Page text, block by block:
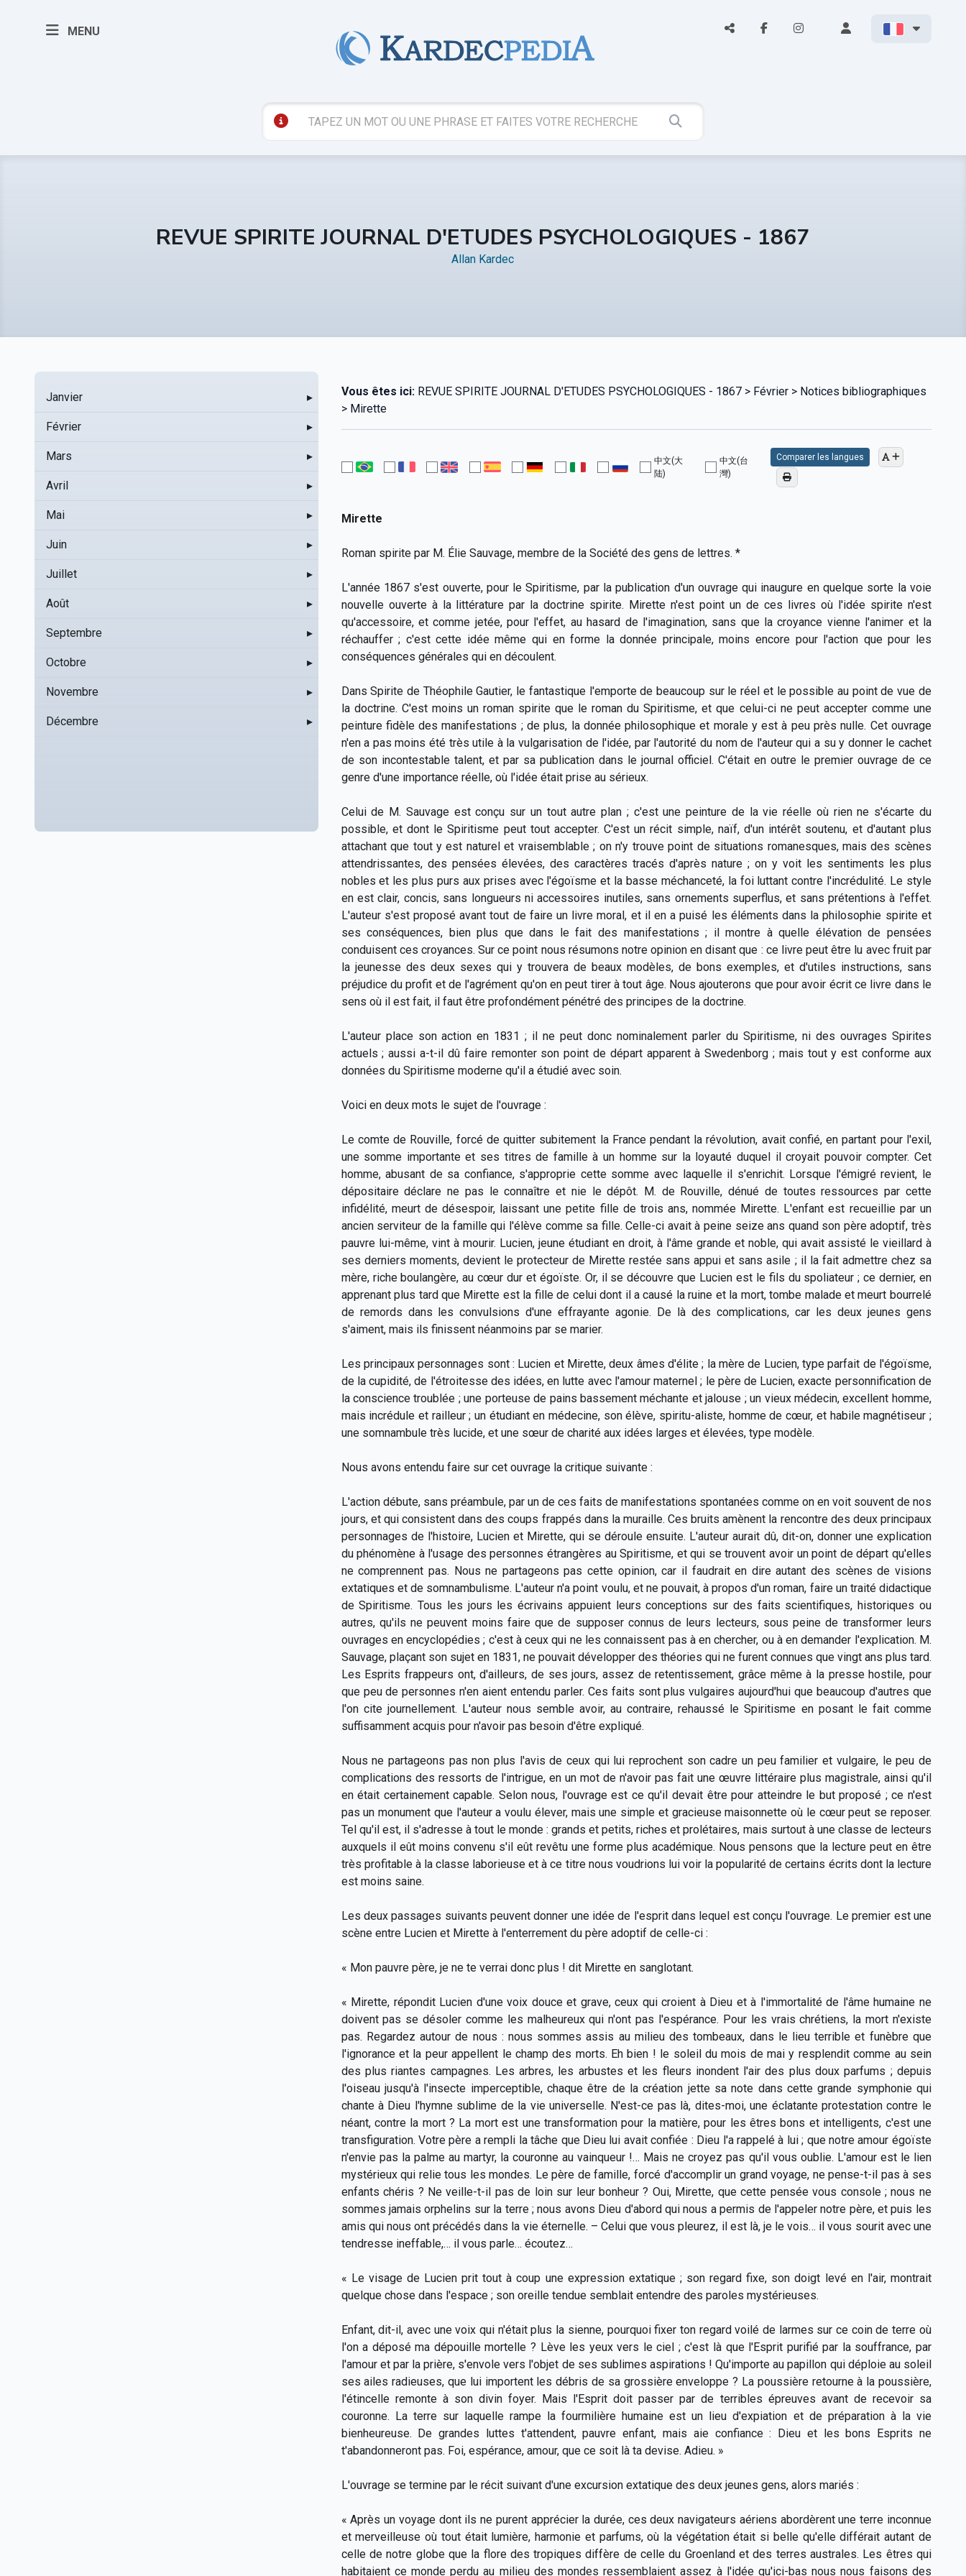
MENU
REVUE SPIRITE JOURNAL D'ETUDES PSYCHOLOGIQUES - 1867
Allan Kardec
Janvier ▸
Février ▸
Mars ▸
Avril ▸
Mai ▸
Juin ▸
Juillet ▸
Août ▸
Septembre ▸
Octobre ▸
Novembre ▸
Décembre ▸
Vous êtes ici:REVUE SPIRITE JOURNAL D'ETUDES PSYCHOLOGIQUES - 1867 > Février > Notices bibliographiques
> Mirette
中文(大
陆)
中文(台
灣)
Comparer les langues
Mirette
Roman spirite par M. Élie Sauvage, membre de la Société des gens de lettres. *
L'année 1867 s'est ouverte, pour le Spiritisme, par la publication d'un ouvrage qui inaugure en quelque sorte la voie
nouvelle ouverte à la littérature par la doctrine spirite. Mirette n'est point un de ces livres où l'idée spirite n'est
qu'accessoire, et comme jetée, pour l'effet, au hasard de l'imagination, sans que la croyance vienne l'animer et la
réchauffer ; c'est cette idée même qui en forme la donnée principale, moins encore pour l'action que pour les
conséquences générales qui en découlent.
Dans Spirite de Théophile Gautier, le fantastique l'emporte de beaucoup sur le réel et le possible au point de vue de
la doctrine. C'est moins un roman spirite que le roman du Spiritisme, et que celui-ci ne peut accepter comme une
peinture fidèle des manifestations ; de plus, la donnée philosophique et morale y est à peu près nulle. Cet ouvrage
n'en a pas moins été très utile à la vulgarisation de l'idée, par l'autorité du nom de l'auteur qui a su y donner le cachet
de son incontestable talent, et par sa publication dans le journal officiel. C'était en outre le premier ouvrage de ce
genre d'une importance réelle, où l'idée était prise au sérieux.
Celui de M. Sauvage est conçu sur un tout autre plan ; c'est une peinture de la vie réelle où rien ne s'écarte du
possible, et dont le Spiritisme peut tout accepter.C'est un récit simple, naïf, d'un intérêt soutenu, et d'autant plus
attachant que tout y est naturel et vraisemblable ; on n'y trouve point de situations romanesques, mais des scènes
attendrissantes, des pensées élevées, des caractères tracés d'après nature ; on y voit les sentiments les plus
nobles et les plus purs aux prises avec l'égoïsme et la basse méchanceté, la foi luttant contre l'incrédulité. Le style
en est clair, concis, sans longueurs ni accessoires inutiles, sans ornements superflus, et sans prétentions à l'effet.
L'auteur s'est proposé avant tout de faire un livre moral, et il en a puisé les éléments dans la philosophie spirite et
ses conséquences, bien plus que dans le fait des manifestations ; il montre à quelle élévation de pensées
conduisent ces croyances. Sur ce point nous résumons notre opinion en disant que : ce livre peut être lu avec fruit par
la jeunesse des deux sexes qui y trouvera de beaux modèles, de bons exemples, et d'utiles instructions, sans
préjudice du profit et de l'agrément qu'on en peut tirer à tout âge. Nous ajouterons que pour avoir écrit ce livre dans le
sens où il est fait, il faut être profondément pénétré des principes de la doctrine.
L'auteur place son action en 1831 ; il ne peut donc nominalement parler du Spiritisme, ni des ouvrages Spirites
actuels ; aussi a-t-il dû faire remonter son point de départ apparent à Swedenborg ; mais tout y est conforme aux
données du Spiritisme moderne qu'il a étudié avec soin.
Voici en deux mots le sujet de l'ouvrage :
Le comte de Rouville, forcé de quitter subitement la France pendant la révolution, avait confié, en partant pour l'exil,
une somme importante et ses titres de famille à un homme sur la loyauté duquel il croyait pouvoir compter. Cet
homme, abusant de sa confiance, s'approprie cette somme avec laquelle il s'enrichit. Lorsque l'émigré revient, le
dépositaire déclare ne pas le connaître et nie le dépôt. M. de Rouville, dénué de toutes ressources par cette
infidélité, meurt de désespoir, laissant une petite fille de trois ans, nommée Mirette. L'enfant est recueillie par un
ancien serviteur de la famille qui l'élève comme sa fille. Celle-ci avait à peine seize ans quand son père adoptif, très
pauvre lui-même, vint à mourir. Lucien, jeune étudiant en droit, à l'âme grande et noble, qui avait assisté le vieillard à
ses derniers moments, devient le protecteur de Mirette restée sans appui et sans asile ; il la fait admettre chez sa
mère, riche boulangère, au cœur dur et égoïste. Or, il se découvre que Lucien est le fils du spoliateur ; ce dernier, en
apprenant plus tard que Mirette est la fille de celui dont il a causé la ruine et la mort, tombe malade et meurt bourrelé
de remords dans les convulsions d'une effrayante agonie. De là des complications, car les deux jeunes gens
s'aiment, mais ils finissent néanmoins par se marier.
Les principaux personnages sont : Lucien et Mirette, deux âmes d'élite ; la mère de Lucien, type parfait de l'égoïsme,
de la cupidité, de l'étroitesse des idées, en lutte avec l'amour maternel ; le père de Lucien, exacte personnification de
la conscience troublée ; une porteuse de pains bassement méchante et jalouse ; un vieux médecin, excellent homme,
mais incrédule et railleur ; un étudiant en médecine, son élève, spiritu-aliste, homme de cœur, et habile magnétiseur ;
une somnambule très lucide, et une sœur de charité aux idées larges et élevées, type modèle.
Nous avons entendu faire sur cet ouvrage la critique suivante :
L'action débute, sans préambule, par un de ces faits de manifestations spontanées comme on en voit souvent de nos
jours, et qui consistent dans des coups frappés dans la muraille. Ces bruits amènent la rencontre des deux principaux
personnages de l'histoire, Lucien et Mirette, qui se déroule ensuite. L'auteur aurait dû, dit-on, donner une explication
du phénomène à l'usage des personnes étrangères au Spiritisme, et qui se trouvent avoir un point de départ qu'elles
ne comprennent pas. Nous ne partageons pas cette opinion, car il faudrait en dire autant des scènes de visions
extatiques et de somnambulisme. L'auteur n'a point voulu, et ne pouvait, à propos d'un roman, faire un traité didactique
de Spiritisme. Tous les jours les écrivains appuient leurs conceptions sur des faits scientifiques, historiques ou
autres, qu'ils ne peuvent moins faire que de supposer connus de leurs lecteurs, sous peine de transformer leurs
ouvrages en encyclopédies ; c'est à ceux qui ne les connaissent pas à en chercher, ou à en demander l'explication. M.
Sauvage, plaçant son sujet en 1831, ne pouvait développer des théories qui ne furent connues que vingt ans plus tard.
Les Esprits frappeurs ont, d'ailleurs, de ses jours, assez de retentissement, grâce même à la presse hostile, pour
que peu de personnes n'en aient entendu parler. Ces faits sont plus vulgaires aujourd'hui que beaucoup d'autres que
l'on cite journellement. L'auteur nous semble avoir, au contraire, rehaussé le Spiritisme en posant le fait comme
suffisamment acquis pour n'avoir pas besoin d'être expliqué.
Nous ne partageons pas non plus l'avis de ceux qui lui reprochent son cadre un peu familier et vulgaire, le peu de
complications des ressorts de l'intrigue, en un mot de n'avoir pas fait une œuvre littéraire plus magistrale, ainsi qu'il
en était certainement capable. Selon nous, l'ouvrage est ce qu'il devait être pour atteindre le but proposé ; ce n'est
pas un monument que l'auteur a voulu élever, mais une simple et gracieuse maisonnette où le cœur peut se reposer.
Tel qu'il est, il s'adresse à tout le monde : grands et petits, riches et prolétaires, mais surtout à une classe de lecteurs
auxquels il eût moins convenu s'il eût revêtu une forme plus académique. Nous pensons que la lecture peut en être
très profitable à la classe laborieuse et à ce titre nous voudrions lui voir la popularité de certains écrits dont la lecture
est moins saine.
Les deux passages suivants peuvent donner une idée de l'esprit dans lequel est conçu l'ouvrage. Le premier est une
scène entre Lucien et Mirette à l'enterrement du père adoptif de celle-ci :
« Mon pauvre père, je ne te verrai donc plus ! dit Mirette en sanglotant.
« Mirette, répondit Lucien d'une voix douce et grave, ceux qui croient à Dieu et à l'immortalité de l'âme humaine ne
doivent pas se désoler comme les malheureux qui n'ont pas l'espérance. Pour les vrais chrétiens, la mort n'existe
pas. Regardez autour de nous : nous sommes assis au milieu des tombeaux, dans le lieu terrible et funèbre que
l'ignorance et la peur appellent le champ des morts. Eh bien ! le soleil du mois de mai y resplendit comme au sein
des plus riantes campagnes. Les arbres, les arbustes et les fleurs inondent l'air des plus doux parfums ; depuis
l'oiseau jusqu'à l'insecte imperceptible, chaque être de la création jette sa note dans cette grande symphonie qui
chante à Dieu l'hymne sublime de la vie universelle. N'est-ce pas là, dites-moi, une éclatante protestation contre le
néant, contre la mort ? La mort est une transformation pour la matière, pour les êtres bons et intelligents, c'est une
transfiguration. Votre père a rempli la tâche que Dieu lui avait confiée : Dieu l'a rappelé à lui ; que notre amour égoïste
n'envie pas la palme au martyr, la couronne au vainqueur !… Mais ne croyez pas qu'il vous oublie. L'amour est le lien
mystérieux qui relie tous les mondes. Le père de famille, forcé d'accomplir un grand voyage, ne pense-t-il pas à ses
enfants chéris ? Ne veille-t-il pas de loin sur leur bonheur ? Oui, Mirette, que cette pensée vous console ; nous ne
sommes jamais orphelins sur la terre ; nous avons Dieu d'abord qui nous a permis de l'appeler notre père, et puis les
amis qui nous ont précédés dans la vie éternelle. – Celui que vous pleurez, il est là, je le vois… il vous sourit avec une
tendresse ineffable,… il vous parle… écoutez…
« Le visage de Lucien prit tout à coup une expression extatique ; son regard fixe, son doigt levé en l'air, montrait
quelque chose dans l'espace ; son oreille tendue semblait entendre des paroles mystérieuses.
Enfant, dit-il, avec une voix qui n'était plus la sienne, pourquoi fixer ton regard voilé de larmes sur ce coin de terre où
l'on a déposé ma dépouille mortelle ? Lève les yeux vers le ciel ; c'est là que l'Esprit purifié par la souffrance, par
l'amour et par la prière, s'envole vers l'objet de ses sublimes aspirations !Qu'importe au papillon qui déploie au soleil
ses ailes radieuses, que lui importent les débris de sa grossière enveloppe ? La poussière retourne à la poussière,
l'étincelle remonte à son divin foyer. Mais l'Esprit doit passer par de terribles épreuves avant de recevoir sa
couronne. La terre sur laquelle rampe la fourmilière humaine est un lieu d'expiation et de préparation à la vie
bienheureuse. De grandes luttes t'attendent, pauvre enfant, mais aie confiance : Dieu et les bons Esprits ne
t'abandonneront pas. Foi, espérance, amour, que ce soit là ta devise. Adieu. »
L'ouvrage se termine par le récit suivant d'une excursion extatique des deux jeunes gens, alors mariés :
« Après un voyage dont ils ne purent apprécier la durée, ces deux navigateurs aériens abordèrent une terre inconnue
et merveilleuse où tout était lumière, harmonie et parfums, où la végétation était si belle qu'elle différait autant de
celle de notre globe que la flore des tropiques diffère de celle du Groenland et des terres australes. Les êtres qui
habitaient ce monde perdu au milieu des mondes ressemblaient assez à l'idée qu'ici-bas nous nous faisons des